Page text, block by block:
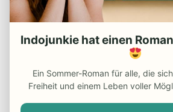
Test Page Widgets
Indojunkie hat einen
Ein Sommer-Roman für alle, die
Freiheit und einem Leben voller